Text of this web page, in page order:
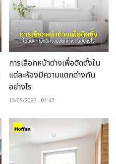
การเลือกหน้าต่างเพื่อติดตั้งใน
แต่ละห้องมีความแตกต่างกัน
อย่างไร
13/05/2023 01:47